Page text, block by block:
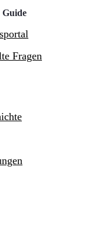
Guide
Fragen